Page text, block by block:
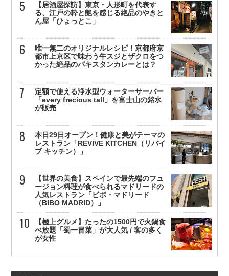
【居酒屋探訪】東京・人形町を代表す
る、江戸の粋と艶を感じる絶品のやきと
ん屋「ひょっとこ」
唯一無二のオリジナルレシピ！京都府京
都市上京区で味わう牛スジとザクロをつ
かった絶品のパキスタンカレーとは？
定額で使える浄水型ウォーターサーバー
「every frecious tall」を富士山の銘水
が販売
本日29日オープン！健康と美がテーマの
レストラン「REVIVE KITCHEN（リバイ
ブ キッチン）」
【世界の美食】スペインで最先端のフュ
ージョン料理が食べられるマドリードの
人気レストラン「ビボ・マドリード
（BIBO MADRID）」
【極上グルメ】たったの1500円で火鍋食
べ放題「蜀一冒菜」が大人気 / 客の多く
が女性